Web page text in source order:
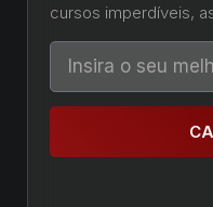
cursos imperdíveis,